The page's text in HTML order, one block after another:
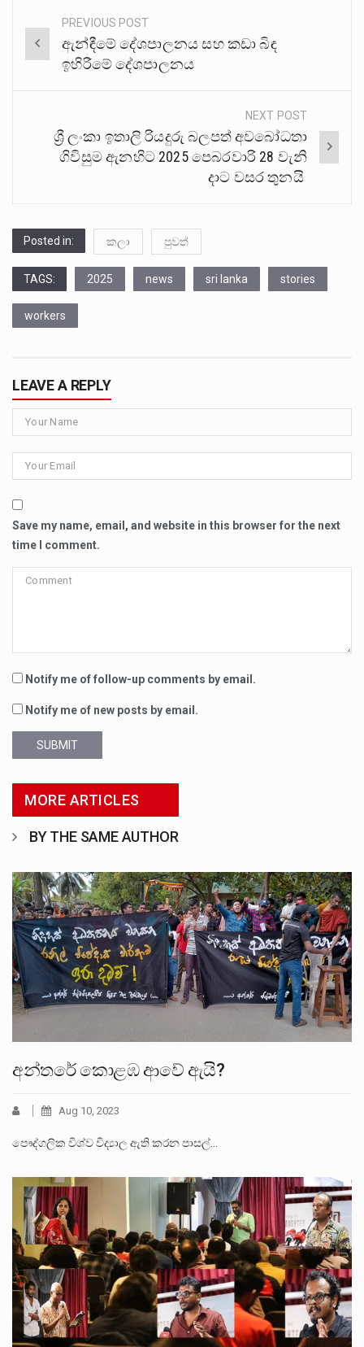
Post
navigation
PREVIOUS POST
ඇන්ඳීමේ දේශපාලනය සහ කඩා බිඳ
ඉහිරීමේ දේශපාලනය
NEXT POST
ශ්‍රී ලංකා ඉතාලි රියදුරු බලපත් අවබෝධතා
ගිවිසුම ඇනහිට 2025 පෙබරවාරි 28 වැනි
දාට වසර තුනයි
Posted in: කලා පුවත්
TAGS: 2025 news sri lanka stories
workers
LEAVE A REPLY
Save my name, email, and website in this browser for the next
time I comment.
Notify me of follow-up comments by email.
Notify me of new posts by email.
SUBMIT
MORE ARTICLES
BY THE SAME AUTHOR
අන්තරේ කොළඹ ආවේ ඇයි?
Aug 10, 2023
පෞද්ගලික විශ්ව විද්‍යාල ඇති කරන පාසල්…